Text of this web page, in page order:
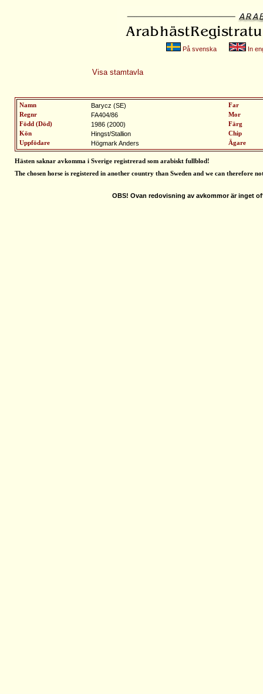
På svenska In
Visa stamtavla
Namn Barycz (SE)
Far
Regnr
FA404/86
Mor
Född (Död)
1986 (2000)
Färg
Kön
Hingst/Stallion
Chip
Uppfödare
Högmark Anders Ägare
Hästen saknar avkomma i Sverige registrerad som arabiskt fullblod !
The chosen horse is registered in another country than Sweden and we can therefore
OBS! Ovan redovisning av avkommor är inget